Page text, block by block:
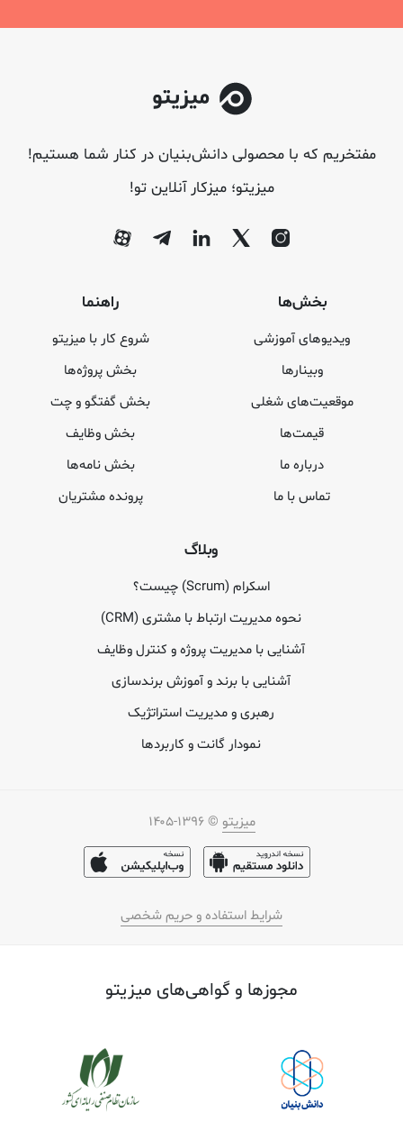
مفتخریم که با محصولی دانش‌بنیان در کنار شما هستیم!
میزیتو؛ میزکار آنلاین تو!
بخش‌ها
ویدیوهای آموزشی
وبینارها
موقعیت‌های شغلی
قیمت‌ها
درباره ما
تماس با ما
وبلاگ
اسکرام (Scrum) چیست؟
نحوه مدیریت ارتباط با مشتری (CRM)
آشنایی با مدیریت پروژه و کنترل وظایف
آشنایی با برند و آموزش برندسازی
رهبری و مدیریت استراتژیک
نمودار گانت و کاربردها
راهنما
شروع کار با میزیتو
بخش پروژه‌ها
بخش گفتگو و چت
بخش وظایف
بخش نامه‌ها
پرونده مشتریان
میزیتو © ۱۳۹۶-۱۴۰۵
شرایط استفاده و حریم شخصی
مجوز‌ها و گواهی‌های میزیتو